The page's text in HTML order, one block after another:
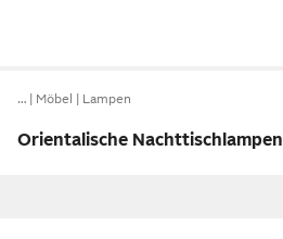
… Möbel Lampen
Orientalische Nachttischlampen